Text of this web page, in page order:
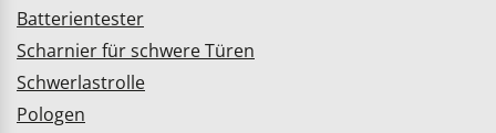
Batterientester
Scharnier für schwere Türen
Schwerlastrolle
Pologen